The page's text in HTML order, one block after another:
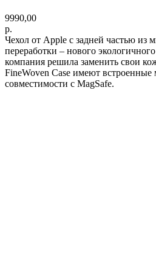
9990,00
р.
Чехол от Apple с задней частью из
переработки – нового
компания решила заменить свои
FineWoven Case имеют встроенные
совместимости с MagSafe.